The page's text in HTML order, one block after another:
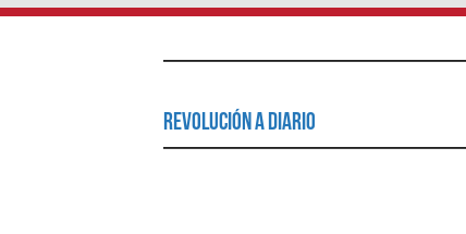
Revolución a Diario